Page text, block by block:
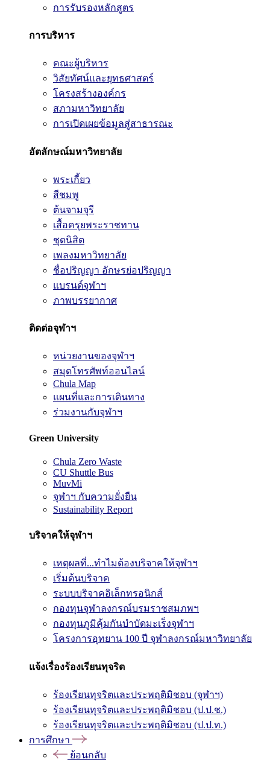
การรับรองหลักสูตร
การบริหาร
คณะผู้บริหาร
วิสัยทัศน์และยุทธศาสตร์
โครงสร้างองค์กร
สภามหาวิทยาลัย
การเปิดเผยข้อมูลสู่สาธารณะ
อัตลักษณ์มหาวิทยาลัย
พระเกี้ยว
สีชมพู
ต้นจามจุรี
เสื้อครุยพระราชทาน
ชุดนิสิต
เพลงมหาวิทยาลัย
ชื่อปริญญา อักษรย่อปริญญา
แบรนด์จุฬาฯ
ภาพบรรยากาศ
ติดต่อจุฬาฯ
หน่วยงานของจุฬาฯ
สมุดโทรศัพท์ออนไลน์
Chula Map
แผนที่และการเดินทาง
ร่วมงานกับจุฬาฯ
Green University
Chula Zero Waste
CU Shuttle Bus
MuvMi
จุฬาฯ กับความยั่งยืน
Sustainability Report
บริจาคให้จุฬาฯ
เหตุผลที่...ทำไมต้องบริจาคให้จุฬาฯ
เริ่มต้นบริจาค
ระบบบริจาคอิเล็กทรอนิกส์
กองทุนจุฬาลงกรณ์บรมราชสมภพฯ
กองทุนภูมิคุ้มกันบำบัดมะเร็งจุฬาฯ
โครงการอุทยาน 100 ปี จุฬาลงกรณ์มหาวิทยาลัย
แจ้งเรื่องร้องเรียนทุจริต
ร้องเรียนทุจริตและประพฤติมิชอบ (จุฬาฯ)
ร้องเรียนทุจริตและประพฤติมิชอบ (ป.ป.ช.)
ร้องเรียนทุจริตและประพฤติมิชอบ (ป.ป.ท.)
การศึกษา
ย้อนกลับ